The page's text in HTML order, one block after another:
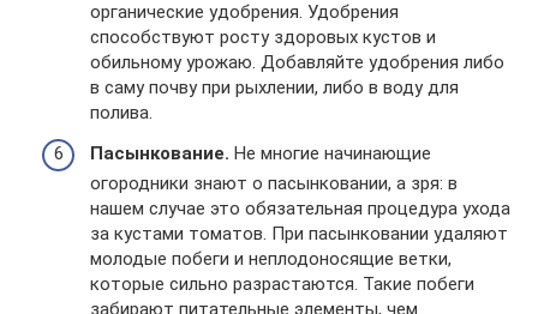
органические удобрения. Удобрения
способствуют росту здоровых кустов и
обильному урожаю. Добавляйте удобрения либо
в саму почву при рыхлении, либо в воду для
полива.
Пасынкование. Не многие начинающие
огородники знают о пасынковании, а зря: в
нашем случае это обязательная процедура ухода
за кустами томатов. При пасынковании удаляют
молодые побеги и неплодоносящие ветки,
которые сильно разрастаются. Такие побеги
забирают питательные элементы, чем